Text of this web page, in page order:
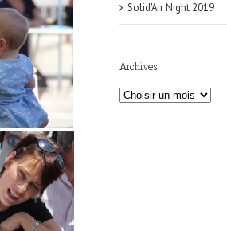
Solid'Air Night 2019
Archives